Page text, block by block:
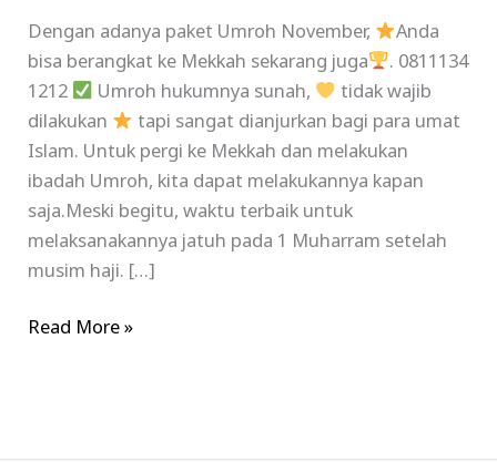
Dengan adanya paket Umroh November,
Anda
bisa berangkat ke Mekkah sekarang juga
. 0811134
1212
Umroh hukumnya sunah,
tidak wajib
dilakukan
tapi sangat dianjurkan bagi para umat
Islam. Untuk pergi ke Mekkah dan melakukan
ibadah Umroh, kita dapat melakukannya kapan
saja.Meski begitu, waktu terbaik untuk
melaksanakannya jatuh pada 1 Muharram setelah
musim haji. […]
Read More »